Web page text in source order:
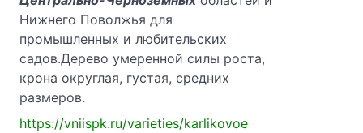
Нижнего Поволжья для
промышленных и любительских
садов.Дерево умеренной силы роста,
крона округлая, густая, средних
размеров.
https://vniispk.ru/varieties/karlikovoe